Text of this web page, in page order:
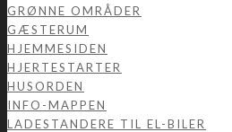
GRØNNE OMRÅDER
GÆSTERUM
HJEMMESIDEN
HJERTESTARTER
HUSORDEN
INFO-MAPPEN
LADESTANDERE TIL EL-BILER